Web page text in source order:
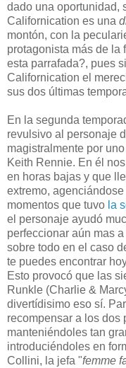
dado una oportunidad,
Californication es una
montón, con la
protagonista más de la
esta parrafada?, pues
Californication el
sus dos últimas
En la segunda
revulsivo al personaje
magistralmente por uno
Keith Rennie. En él
en horas bajas y que
extremo,
momentos que tuvo la
el personaje ayudó
perfeccionar aún mas
sobre todo en el caso
te puedes encontrar
Esto provocó que las
Runkle (Charlie &
divertídisimo eso sí.
recompensar a los dos
manteniéndoles tan
introduciéndoles en
Collini, la jefa "femme